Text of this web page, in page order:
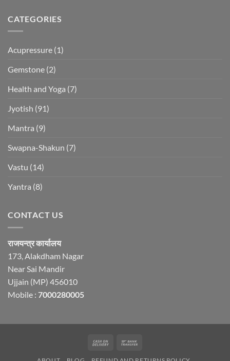
CATEGORIES
Acupressure (1)
Gemstone (2)
Health and Yoga (7)
Jyotish (91)
Mantra (9)
Swapna-Shakun (7)
Vastu (14)
Yantra (8)
CONTACT US
राजयन्त्र कार्यालय
173, Alakdham Nagar
Near Sai Mandir
Ujjain (MP) 456010
Mobile : 7000280005
Cash